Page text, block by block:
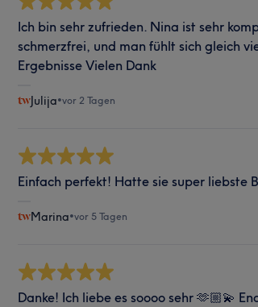
Ich bin sehr zufrieden. Nina ist sehr
schmerzfrei, und man fühlt sich gleich
Ergebnisse Vielen Dank
Julija•vor 2 Tagen
Einfach perfekt! Hatte sie super liebste
Marina•vor 5 Tagen
Danke! Ich liebe es soooo sehr 🫶🏼💫